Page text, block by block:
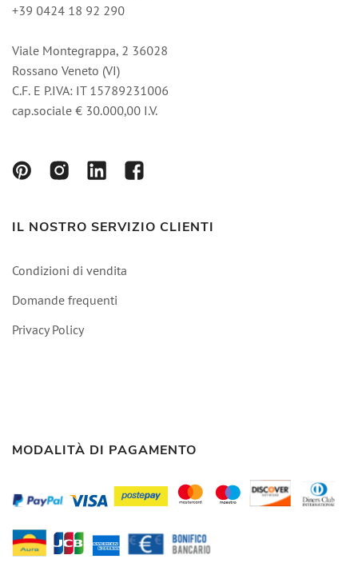
+39 0424 18 92 290
Viale Montegrappa, 2 36028
Rossano Veneto (VI)
C.F. E P.IVA: IT 15789231006
cap.sociale € 30.000,00 I.V.
IL NOSTRO SERVIZIO CLIENTI
Condizioni di vendita
Domande frequenti
Privacy Policy
MODALITÀ DI PAGAMENTO